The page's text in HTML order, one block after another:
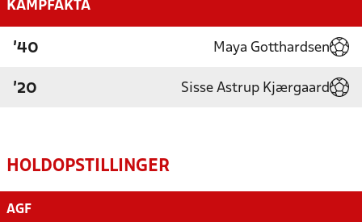
KAMPFAKTA
'40 Maya Gotthardsen
'20 Sisse Astrup Kjærgaard
HOLDOPSTILLINGER
AGF